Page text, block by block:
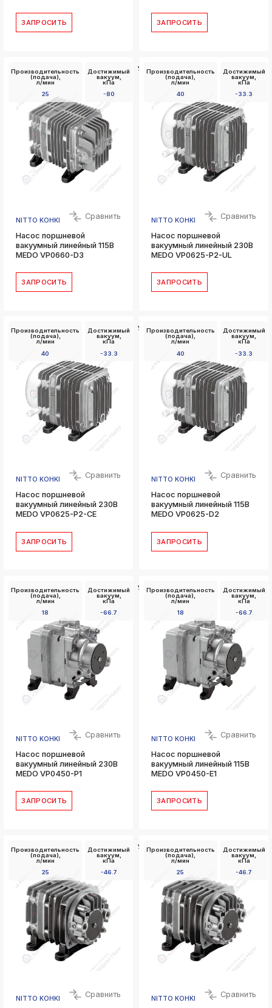
ЗАПРОСИТЬ ЗАПРОСИТЬ
Производительность
(подача),
л/мин
25
Достижимый
вакуум,
кПа
-80
Установочные
размеры Д x
NITTO KOHKI Сравнить
Насос поршневой
вакуумный линейный 115В
MEDO VP0660-D3
ЗАПРОСИТЬ
Производительность
(подача),
л/мин
40
Достижимый
вакуум,
кПа
-33.3
NITTO KOHKI Сравнить
Насос поршневой
вакуумный линейный 230В
MEDO VP0625-P2-UL
ЗАПРОСИТЬ
Производительность
(подача),
л/мин
40
Достижимый
вакуум,
кПа
-33.3
Установочные
размеры Д x
NITTO KOHKI Сравнить
Насос поршневой
вакуумный линейный 230В
MEDO VP0625-P2-CE
ЗАПРОСИТЬ
Производительность
(подача),
л/мин
40
Достижимый
вакуум,
кПа
-33.3
NITTO KOHKI Сравнить
Насос поршневой
вакуумный линейный 115В
MEDO VP0625-D2
ЗАПРОСИТЬ
Производительность
(подача),
л/мин
18
Достижимый
вакуум,
кПа
-66.7
Установочные
размеры Д x
NITTO KOHKI Сравнить
Насос поршневой
вакуумный линейный 230В
MEDO VP0450-P1
ЗАПРОСИТЬ
Производительность
(подача),
л/мин
18
Достижимый
вакуум,
кПа
-66.7
NITTO KOHKI Сравнить
Насос поршневой
вакуумный линейный 115В
MEDO VP0450-E1
ЗАПРОСИТЬ
Производительность
(подача),
л/мин
25
Достижимый
вакуум,
кПа
-46.7
Установочные
размеры Д x
NITTO KOHKI Сравнить
Производительность
(подача),
л/мин
25
Достижимый
вакуум,
кПа
-46.7
NITTO KOHKI Сравнить